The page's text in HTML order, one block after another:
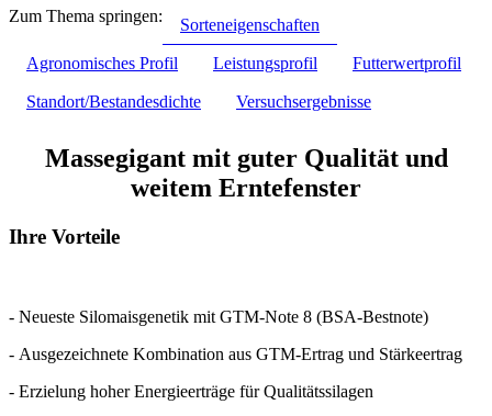
Zum Thema springen: Sorteneigenschaften
Agronomisches Profil Leistungsprofil Futterwertprofil
Standort/Bestandesdichte Versuchsergebnisse
Massegigant mit guter Qualität und
weitem Erntefenster
Ihre Vorteile
- Neueste Silomaisgenetik mit GTM-Note 8 (BSA-Bestnote)
- Ausgezeichnete Kombination aus GTM-Ertrag und Stärkeertrag
- Erzielung hoher Energieerträge für Qualitätssilagen